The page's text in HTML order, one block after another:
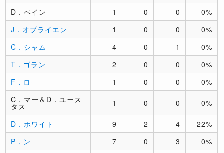
D．ペイン
1 0 0
0%
J．オブライエン
1 0 0
0%
C．シャム
4 0 1
0%
T．ゴラン
2 0 0
0%
F．ロー
1 0 0
0%
C．マー＆D．ユース
タス 1 0 0 0%
D．ホワイト 9 2 4
22%
P．ン
7 0 3
0%